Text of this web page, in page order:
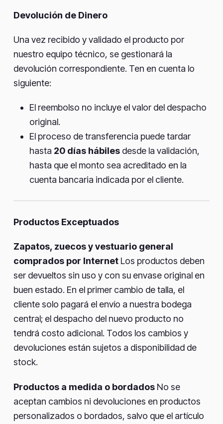
Devolución de Dinero
Una vez recibido y validado el producto por
nuestro equipo técnico, se gestionará la
devolución correspondiente. Ten en cuenta lo
siguiente:
El reembolso no incluye el valor del despacho
original.
El proceso de transferencia puede tardar
hasta 20 días hábiles desde la validación,
hasta que el monto sea acreditado en la
cuenta bancaria indicada por el cliente.
Productos Exceptuados
Zapatos, zuecos y vestuario general
comprados por Internet Los productos deben
ser devueltos sin uso y con su envase original en
buen estado. En el primer cambio de talla, el
cliente solo pagará el envío a nuestra bodega
central; el despacho del nuevo producto no
tendrá costo adicional. Todos los cambios y
devoluciones están sujetos a disponibilidad de
stock.
Productos a medida o bordados No se
aceptan cambios ni devoluciones en productos
personalizados o bordados, salvo que el artículo